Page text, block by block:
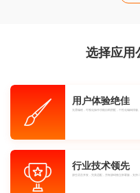
选择应用
用户体验绝佳
无需编程，可视化操作功能自助搭配，个性化编辑排版
行业技术领先
源生语言开发，完美适配，另有源码独立部署版，支持